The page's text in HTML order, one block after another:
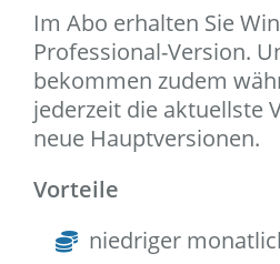
Im Abo erhalten Sie
Professional-Version.
bekommen zudem
jederzeit die aktuellste
neue Hauptversionen.
Vorteile
niedriger